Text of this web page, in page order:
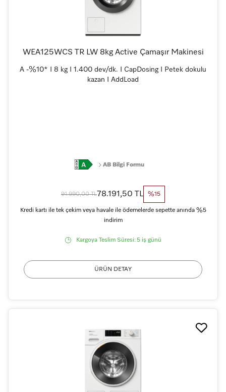
WEA125WCS TR LW 8kg Active Çamaşır Makinesi
A -%10* I 8 kg I 1.400 dev/dk. I CapDosing I Petek dokulu
kazan I AddLoad
AB Bilgi Formu
91.990,00 TL78.191,50 TL %15
Kredi kartı ile tek çekim veya havale ile ödemelerde sepette anında %5
indirim
Kargoya Teslim Süresi: 5 iş günü
ÜRÜN DETAY